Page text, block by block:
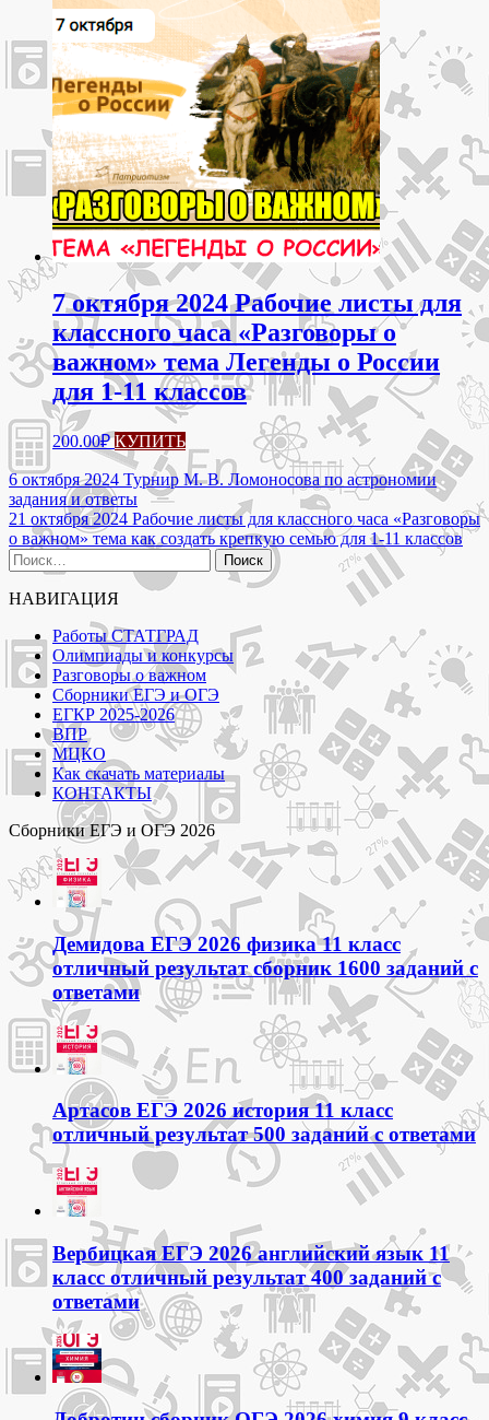
7 октября 2024 Рабочие листы для
классного часа «Разговоры о
важном» тема Легенды о России
для 1-11 классов
200.00₽ КУПИТЬ
Навигация
по
записям
6 октября 2024 Турнир М. В. Ломоносова по астрономии
задания и ответы
21 октября 2024 Рабочие листы для классного часа «Разговоры
о важном» тема как создать крепкую семью для 1-11 классов
Найти:
НАВИГАЦИЯ
Работы СТАТГРАД
Олимпиады и конкурсы
Разговоры о важном
Сборники ЕГЭ и ОГЭ
ЕГКР 2025-2026
ВПР
МЦКО
Как скачать материалы
КОНТАКТЫ
Сборники ЕГЭ и ОГЭ 2026
Демидова ЕГЭ 2026 физика 11 класс
отличный результат сборник 1600 заданий с
ответами
Артасов ЕГЭ 2026 история 11 класс
отличный результат 500 заданий с ответами
Вербицкая ЕГЭ 2026 английский язык 11
класс отличный результат 400 заданий с
ответами